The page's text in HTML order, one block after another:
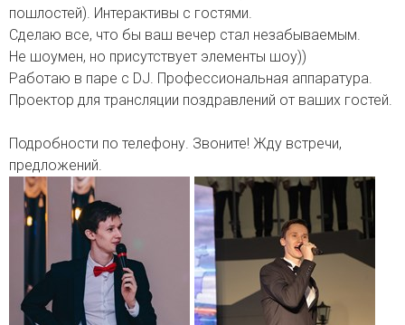
пошлостей). Интерактивы с гостями.
Сделаю все, что бы ваш вечер стал незабываемым.
Не шоумен, но присутствует элементы шоу))
Работаю в паре с DJ. Профессиональная аппаратура.
Проектор для трансляции поздравлений от ваших гостей.
Подробности по телефону. Звоните! Жду встречи,
предложений.